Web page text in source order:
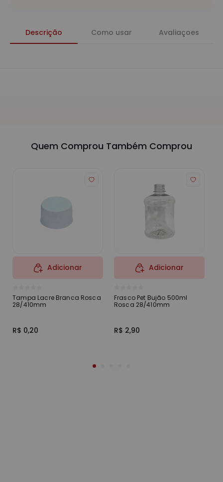
Descrição Como usar Avaliaçoes
Quem Comprou Também Comprou
Tampa Lacre Branca Rosca
28/410mm
R$ 0,20
Adicionar
Frasco Pet Bujão 500ml
Rosca 28/410mm
R$ 2,90
Adicionar